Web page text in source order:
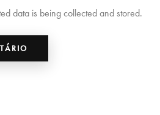
data is being collected and stored.